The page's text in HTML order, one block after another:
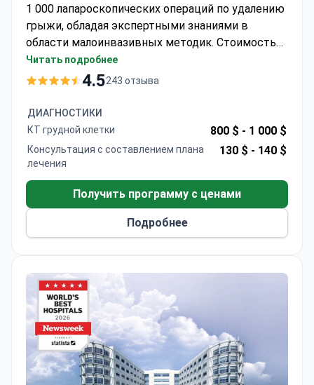
1 000 лапароскопических операций по удалению
грыжи, обладая экспертными знаниями в
области малоинвазивных методик. Стоимость
процедуры составляет около 5 950 $ — обычно в
эту сумму входят сетчатые имплантаты
многоязычная поддержка. Доктор Батман
является членом Турецкой хирургической
ассоциации и Международной федерации
хирургии ожирения. Эта больница,
аккредитованная JCI, использует передовые
устройства Ligasure для обеспечения высокой
точности при выполнении операций.
Читать подробнее
4.5243 отзыва
ДИАГНОСТИКИ
КТ грудной клетки
800 $ - 1 000 $
Консультация с составлением плана
лечения
130 $ - 140 $
Получить программу с ценами
Подробнее